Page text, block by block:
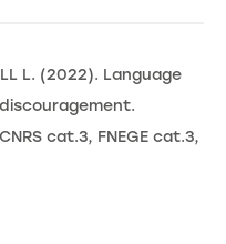
L. (2022). Language
cat.3, FNEGE cat.3,